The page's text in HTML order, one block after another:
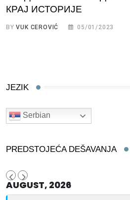
КРАЈ ИСТОРИЈЕ
BYVUK CEROVIĆ 05/01/2023
JEZIK
Serbian
PREDSTOJEĆA DEŠAVANJA
AUGUST, 2026